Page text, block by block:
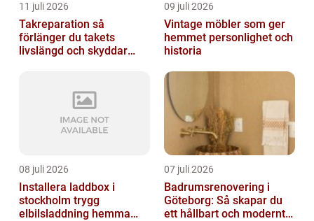
11 juli 2026
Takreparation så
förlänger du takets
livslängd och skyddar
09 juli 2026
Vintage möbler som ger
hemmet personlighet och
historia
08 juli 2026
Installera laddbox i
stockholm trygg
elbilsladdning hemma
07 juli 2026
Badrumsrenovering i
Göteborg: Så skapar du
ett hållbart och modernt